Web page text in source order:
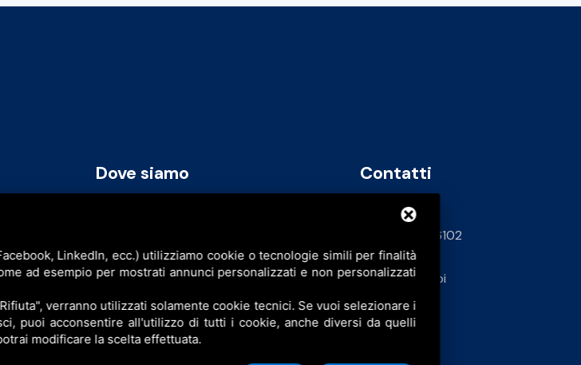
Dove siamo
P.I. & C.F. 08677760962
Contatti
info@bfspa.it
+39 0532 836102
Lavora con noi
LinkedIn, ecc.) utilizziamo cookie o tecnologie simili per finalità
ad esempio per mostrati annunci personalizzati e non personalizzati
verranno utilizzati solamente cookie tecnici. Se vuoi selezionare i
puoi acconsentire all'utilizzo di tutti i cookie, anche diversi da quelli
modificare la scelta effettuata.